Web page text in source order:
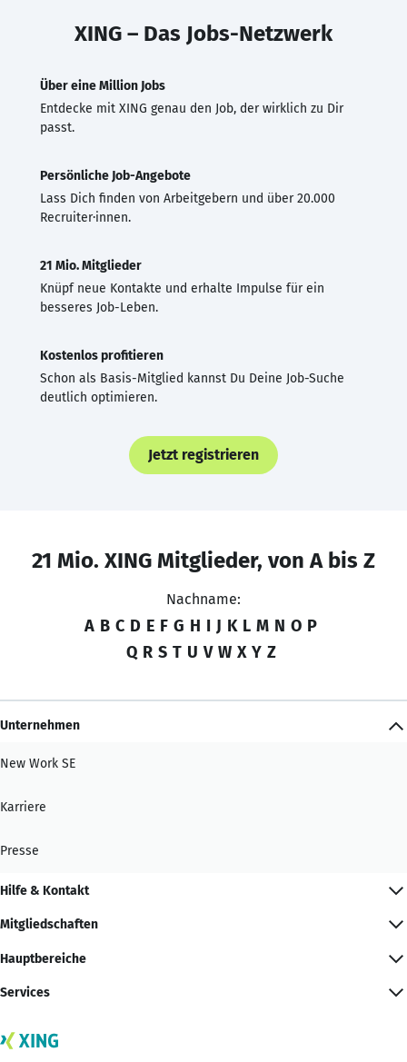
XING – Das Jobs-Netzwerk
Über eine Million Jobs
Entdecke mit XING genau den Job, der wirklich zu Dir
passt.
Persönliche Job-Angebote
Lass Dich finden von Arbeitgebern und über 20.000
Recruiter·innen.
21 Mio. Mitglieder
Knüpf neue Kontakte und erhalte Impulse für ein
besseres Job-Leben.
Kostenlos profitieren
Schon als Basis-Mitglied kannst Du Deine Job-Suche
deutlich optimieren.
Jetzt registrieren
21 Mio. XING Mitglieder, von A bis Z
Nachname:
A B C D E F G H I J K L M N O P
Q R S T U V W X Y Z
Unternehmen
New Work SE
Karriere
Presse
Hilfe & Kontakt
Mitgliedschaften
Hauptbereiche
Services